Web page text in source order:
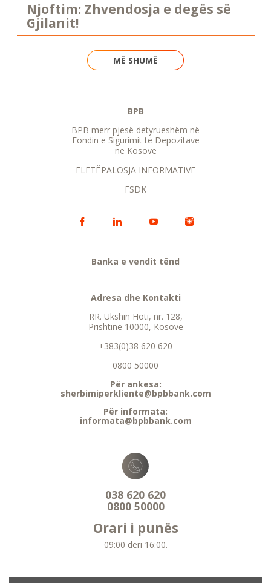
Njoftim: Zhvendosja e degës së
Gjilanit!
MË SHUMË
BPB
BPB merr pjesë detyrueshëm në
Fondin e Sigurimit të Depozitave
në Kosovë
FLETËPALOSJA INFORMATIVE
FSDK
Banka e vendit tënd
Adresa dhe Kontakti
RR. Ukshin Hoti, nr. 128,
Prishtinë 10000, Kosovë
+383(0)38 620 620
0800 50000
Për ankesa:
sherbimiperkliente@bpbbank.com
Për informata:
informata@bpbbank.com
038 620 620
0800 50000
Orari i punës
09:00 deri 16:00.